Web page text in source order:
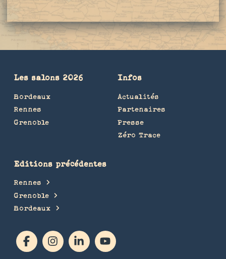
Les salons 2026
Bordeaux
Rennes
Grenoble
Infos
Actualités
Partenaires
Presse
Zéro Trace
Editions précédentes
Rennes
Grenoble
Bordeaux